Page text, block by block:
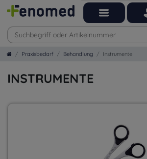
Praxisbedarf Behandlung Instrumente
INSTRUMENTE